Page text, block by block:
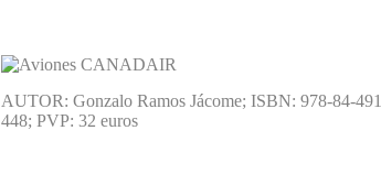
AUTOR: Gonzalo Ramos Jácome; ISBN: 978-84-
448; PVP: 32 euros